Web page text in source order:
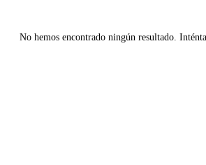
No hemos encontrado ningún resultado.